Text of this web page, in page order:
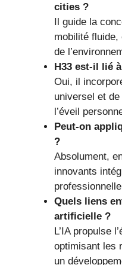
cities ?
Il guide la
mobilité fluide,
de
H33 est-il lié
Oui, il
universel et
l’éveil
Peut-on
?
Absolument,
innovants
Quels liens
artificielle ?
L’IA propulse
optimisant les
un